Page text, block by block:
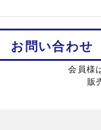
お問い合わせ
会員様
販